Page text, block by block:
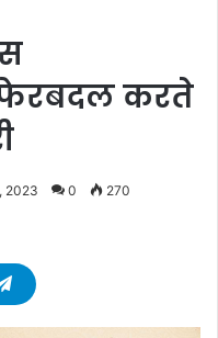
फेरबदल करते
2023 0 270